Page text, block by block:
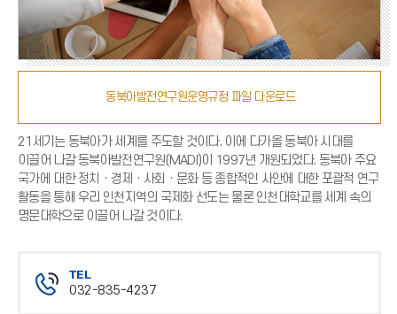
동북아발전연구원운영규정 파일 다운로드
21세기는 동북아가 세계를 주도할 것이다. 이에 다가올 동북아 시대를
이끌어 나갈 동북아발전연구원(MADI)이 1997년 개원되었다. 동북아 주요
국가에 대한 정치ㆍ경제ㆍ사회ㆍ문화 등 종합적인 사안에 대한 포괄적 연구
활동을 통해 우리 인천지역의 국제화 선도는 물론 인천대학교를 세계 속의
명문대학으로 이끌어 나갈 것이다.
TEL
032-835-4237